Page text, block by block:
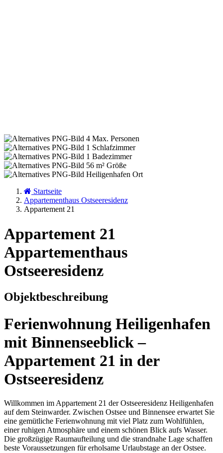
4 Max. Personen
1 Schlafzimmer
1 Badezimmer
56 m² Größe
Heiligenhafen Ort
Startseite
Appartementhaus Ostseeresidenz
Appartement 21
Appartement 21
Appartementhaus
Ostseeresidenz
Objektbeschreibung
Ferienwohnung Heiligenhafen
mit Binnenseeblick –
Appartement 21 in der
Ostseeresidenz
Willkommen im Appartement 21 der Ostseeresidenz Heiligenhafen
auf dem Steinwarder. Zwischen Ostsee und Binnensee erwartet Sie
eine gemütliche Ferienwohnung mit viel Platz zum Wohlfühlen,
einer ruhigen Atmosphäre und einem schönen Blick aufs Wasser.
Die großzügige Raumaufteilung und die strandnahe Lage schaffen
beste Voraussetzungen für erholsame Urlaubstage an der Ostsee.